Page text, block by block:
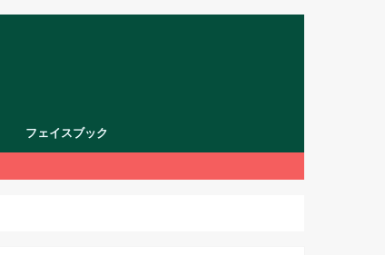
フェイスブック